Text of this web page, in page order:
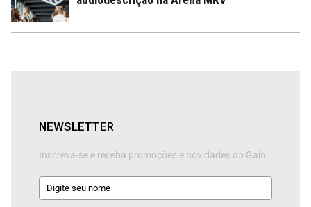
NEWSLETTER
Inscreva-se e receba promoções e novidades do Galo